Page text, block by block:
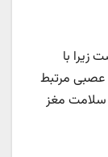
زیرا با
عصبی مرتبط
سلامت مغز